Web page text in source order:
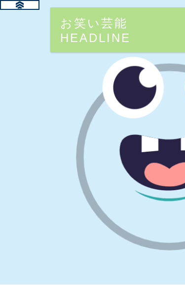
お笑い芸能
HEADLINE